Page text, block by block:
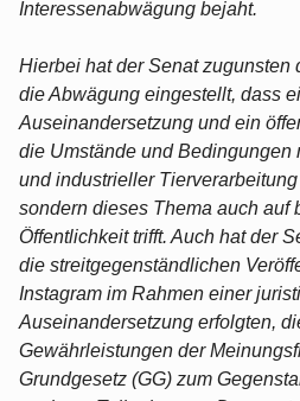
Interessenabwägung bejaht.
Hierbei hat der Senat zugunsten
die Abwägung eingestellt, dass
Auseinandersetzung und ein
die Umstände und Bedingungen
und industrieller
sondern dieses Thema auch auf
Öffentlichkeit trifft. Auch hat der
die streitgegenständlichen
Instagram im Rahmen einer
Auseinandersetzung erfolgten,
Gewährleistungen der
Grundgesetz (GG) zum